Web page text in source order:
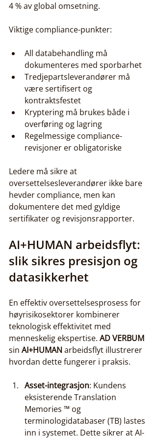
4 % av global omsetning.
Viktige compliance-punkter:
All databehandling må
dokumenteres med sporbarhet
Tredjepartsleverandører må
være sertifisert og
kontraktsfestet
Kryptering må brukes både i
overføring og lagring
Regelmessige compliance-
revisjoner er obligatoriske
Ledere må sikre at
oversettelsesleverandører ikke bare
hevder compliance, men kan
dokumentere det med gyldige
sertifikater og revisjonsrapporter.
AI+HUMAN arbeidsflyt:
slik sikres presisjon og
datasikkerhet
En effektiv oversettelsesprosess for
høyrisikosektorer kombinerer
teknologisk effektivitet med
menneskelig ekspertise. AD VERBUM
sin AI+HUMAN arbeidsflyt illustrerer
hvordan dette fungerer i praksis.
Asset-integrasjon: Kundens
eksisterende Translation
Memories ™ og
terminologidatabaser (TB) lastes
inn i systemet. Dette sikrer at AI-